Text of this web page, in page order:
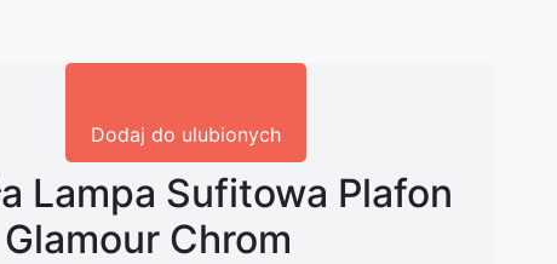
Dodaj do ulubionych
Lampa Sufitowa Plafon
Chrom